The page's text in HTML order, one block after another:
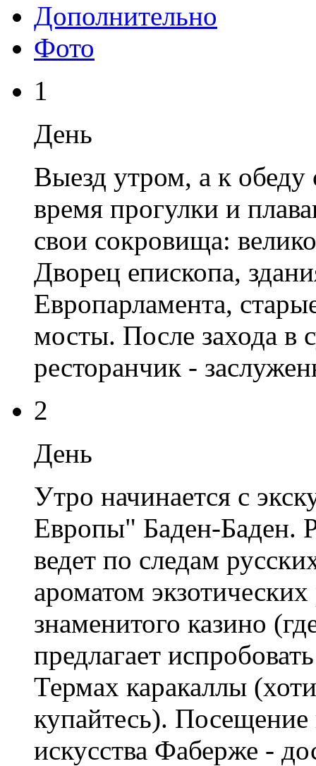
Дополнительно
Фото
1
День
Выезд утром, а к обеду
время прогулки и
свои сокровища:
Дворец епископа,
Европарламента,
мосты. После захода в
ресторанчик -
2
День
Утро начинается с
Европы" Баден-Баден.
ведет по следам
ароматом
знаменитого казино
предлагает
Термах каракаллы
купайтесь). Посещение
искусства Фаберже -